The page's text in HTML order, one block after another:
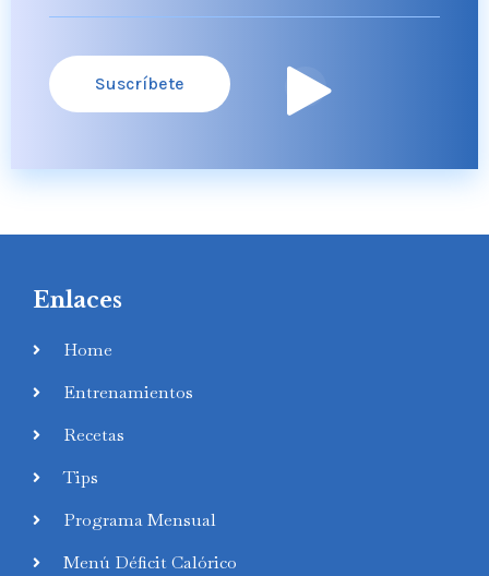
Suscríbete
Enlaces
Home
Entrenamientos
Recetas
Tips
Programa Mensual
Menú Déficit Calórico